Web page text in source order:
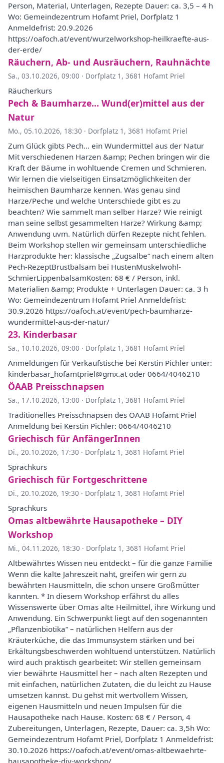
Person, Material, Unterlagen, Rezepte Dauer: ca. 3,5 – 4 h
Wo: Gemeindezentrum Hofamt Priel, Dorfplatz 1
Anmeldefrist: 20.9.2026
https://oafoch.at/event/wurzelworkshop-heilkraefte-aus-
der-erde/
Räuchern, Ab- und Ausräuchern, Rauhnächte
Sa., 03.10.2026, 09:00 · Dorfplatz 1, 3681 Hofamt Priel
Räucherkurs
Pech & Baumharze… Wund(er)mittel aus der
Natur
Mo., 05.10.2026, 18:30 · Dorfplatz 1, 3681 Hofamt Priel
Zum Glück gibts Pech... ein Wundermittel aus der Natur
Mit verschiedenen Harzen &amp; Pechen bringen wir die
Kraft der Bäume in wohltuende Cremen und Schmieren.
Wir lernen die vielseitigen Einsatzmöglichkeiten der
heimischen Baumharze kennen. Was genau sind
Harze/Peche und welche Unterschiede gibt es zu
beachten? Wie sammelt man selber Harze? Wie reinigt
man seine selbst gesammelten Harze? Wirkung &amp;
Anwendung uvm. Natürlich dürfen Rezepte nicht fehlen.
Beim Workshop stellen wir gemeinsam unterschiedliche
Harzprodukte her: klassische „Zugsalbe“ nach einem alten
Pech-RezeptBrustbalsam bei HustenMuskelwohl-
SchmierLippenbalsamKosten: 68 € / Person, inkl.
Materialien &amp; Produkte + Unterlagen Dauer: ca. 3 h
Wo: Gemeindezentrum Hofamt Priel Anmeldefrist:
30.9.2026 https://oafoch.at/event/pech-baumharze-
wundermittel-aus-der-natur/
23. Kinderbasar
Sa., 10.10.2026, 09:00 · Dorfplatz 1, 3681 Hofamt Priel
Anmeldungen für Verkaufstische bei Kerstin Pichler unter:
kinderbasar_hofamtpriel@gmx.at oder 0664/4046210
ÖAAB Preisschnapsen
Sa., 17.10.2026, 13:00 · Dorfplatz 1, 3681 Hofamt Priel
Traditionelles Preisschnapsen des ÖAAB Hofamt Priel
Anmeldung bei Kerstin Pichler: 0664/4046210
Griechisch für AnfängerInnen
Di., 20.10.2026, 17:30 · Dorfplatz 1, 3681 Hofamt Priel
Sprachkurs
Griechisch für Fortgeschrittene
Di., 20.10.2026, 19:30 · Dorfplatz 1, 3681 Hofamt Priel
Sprachkurs
Omas altbewährte Hausapotheke – DIY
Workshop
Mi., 04.11.2026, 18:30 · Dorfplatz 1, 3681 Hofamt Priel
Altbewährtes Wissen neu entdeckt – für die ganze Familie
Wenn die kalte Jahreszeit naht, greifen wir gern zu
bewährten Hausmitteln, die schon unsere Großmütter
kannten. * In diesem Workshop erfährst du alles
Wissenswerte über Omas alte Heilmittel, ihre Wirkung und
Anwendung. Ein Schwerpunkt liegt auf den sogenannten
„Pflanzenbiotika“ – natürlichen Helfern aus der
Kräuterküche, die das Immunsystem stärken und bei
Erkältungsbeschwerden wohltuend unterstützen. Natürlich
wird auch praktisch gearbeitet: Wir stellen gemeinsam
vier bewährte Hausmittel her – nach alten Rezepten und
mit einfachen, natürlichen Zutaten, die du leicht zu Hause
umsetzen kannst. Du gehst mit wertvollem Wissen,
eigenen Hausmitteln und neuen Impulsen für die
Hausapotheke nach Hause. Kosten: 68 € / Person, 4
Zubereitungen, Unterlagen, Rezepte, Dauer: ca. 3,5h Wo:
Gemeindezentrum Hofamt Priel, Dorfplatz 1 Anmeldefrist:
30.10.2026 https://oafoch.at/event/omas-altbewaehrte-
hausapotheke-diy-workshop/